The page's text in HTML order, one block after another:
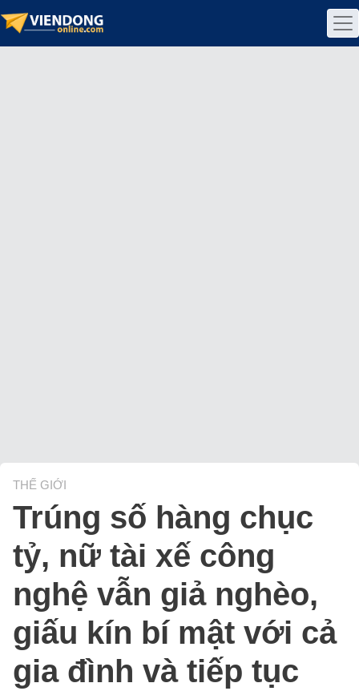
THẾ GIỚI
Trúng số hàng chục
tỷ, nữ tài xế công
nghệ vẫn giả nghèo,
giấu kín bí mật với cả
gia đình và tiếp tục